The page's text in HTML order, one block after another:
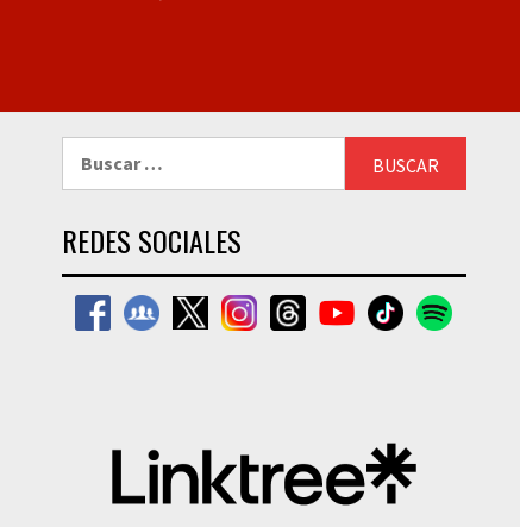
REDES SOCIALES